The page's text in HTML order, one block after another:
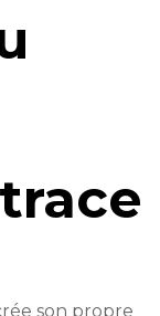
son propre